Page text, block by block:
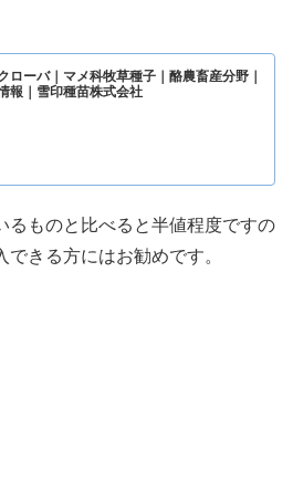
ローバ｜マメ科牧草種子｜酪農畜産分野｜
報｜雪印種苗株式会社
るものと比べると半値程度ですの
きる方にはお勧めです。